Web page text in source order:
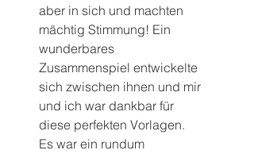
aber in sich und machten
mächtig Stimmung! Ein
wunderbares
Zusammenspiel entwickelte
sich zwischen ihnen und mir
und ich war dankbar für
diese perfekten Vorlagen.
Es war ein rundum